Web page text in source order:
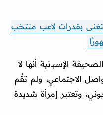
بقدرات لاعب منتخب
الإسبانية أنها لا
الاجتماعي، ولم تقُم
وتعتبر إمرأة شديدة